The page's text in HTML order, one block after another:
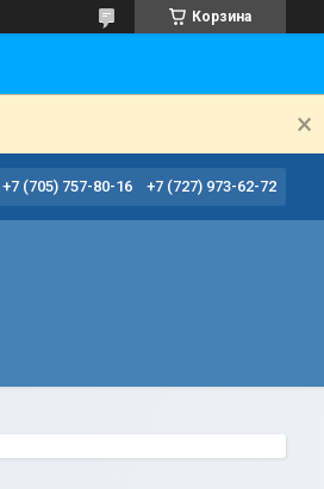
Корзина
+7 (705) 757-80-16 +7 (727) 973-62-72